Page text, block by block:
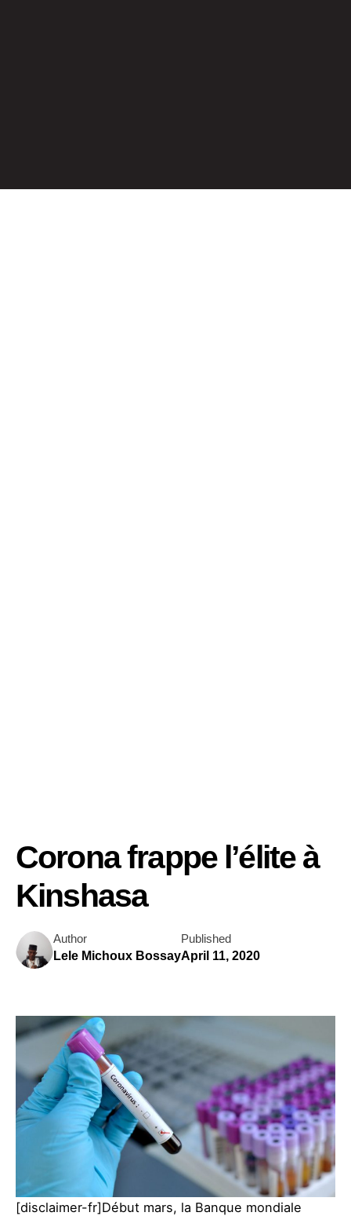
Corona frappe l’élite à
Kinshasa
Author
Lele Michoux Bossay
Published
April 11, 2020
[disclaimer-fr]Début mars, la Banque mondiale